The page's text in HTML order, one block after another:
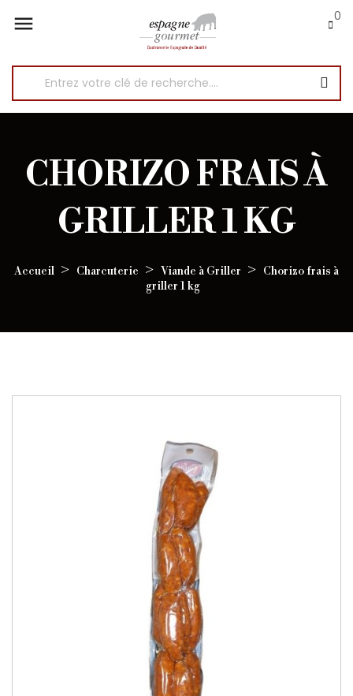
 0
CHORIZO FRAIS À
GRILLER 1 KG
Accueil Charcuterie Viande à Griller
Chorizo frais à
griller 1 kg